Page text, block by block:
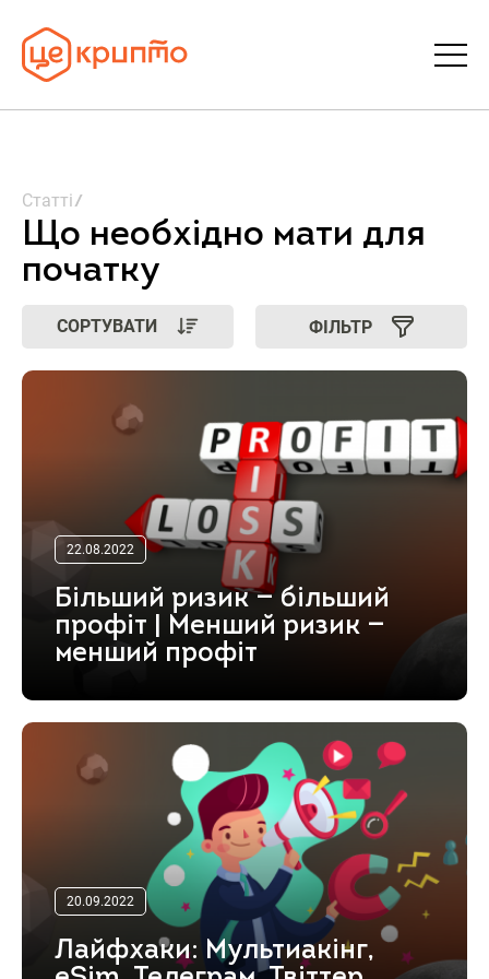
Увійти | Реєстрація
Статті
Що необхідно мати для
початку
СОРТУВАТИ ФІЛЬТР
22.08.2022
Більший ризик — більший
профіт | Менший ризик —
менший профіт
20.09.2022
Лайфхаки: Мультиакінг,